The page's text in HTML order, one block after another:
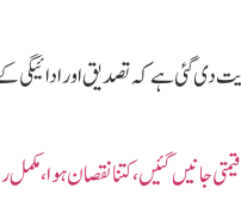
ہدایت دی گئی ہے کہ تصدیق اور
جا نیں گئیں،کتنا نقصان